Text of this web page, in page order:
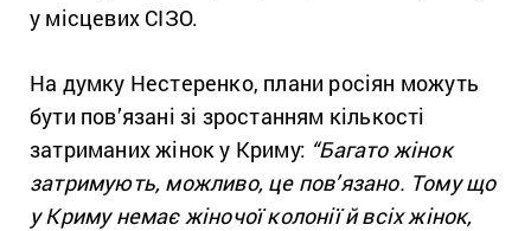
у місцевих СІЗО.
На думку Нестеренко, плани росіян можуть
бути пов’язані зі зростанням кількості
затриманих жінок у Криму: “Багато жінок
затримують, можливо, це пов’язано. Тому що
у Криму немає жіночої колонії й всіх жінок,